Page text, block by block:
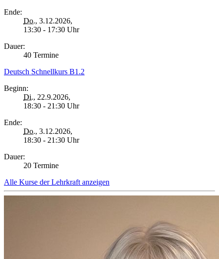
Ende:
Do., 3.12.2026,
13:30 - 17:30 Uhr
Dauer:
40 Termine
Deutsch Schnellkurs B1.2
Beginn:
Di., 22.9.2026,
18:30 - 21:30 Uhr
Ende:
Do., 3.12.2026,
18:30 - 21:30 Uhr
Dauer:
20 Termine
Alle Kurse der Lehrkraft anzeigen